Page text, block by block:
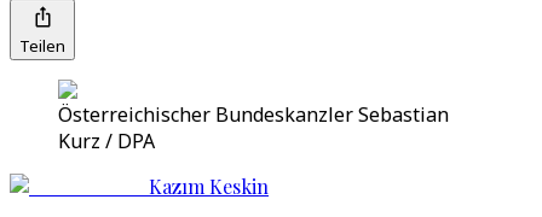
Teilen
Österreichischer Bundeskanzler Sebastian
Kurz / DPA
Kazım Keskin